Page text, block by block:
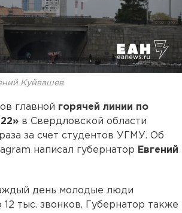
Куйвашев
главной горячей линии по
в Свердловской области
за счет студентов УГМУ. Об
написал губернатор Евгений
день молодые люди
тыс. звонков. Губернатор также